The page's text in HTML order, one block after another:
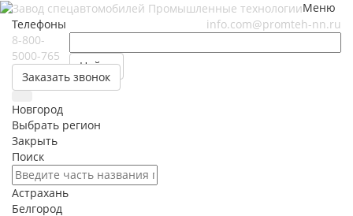
Меню
info.com@promteh-nn.ru
Найти
Телефоны
8-800-
5000-765
Заказать звонок
Новгород
Выбрать регион
Закрыть
Поиск
Астрахань
Белгород